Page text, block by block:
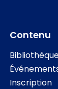
Contenu
Inscription